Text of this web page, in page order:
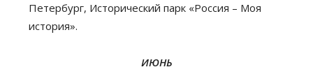
Петербург, Исторический парк «Россия – Моя
история».
ИЮНЬ